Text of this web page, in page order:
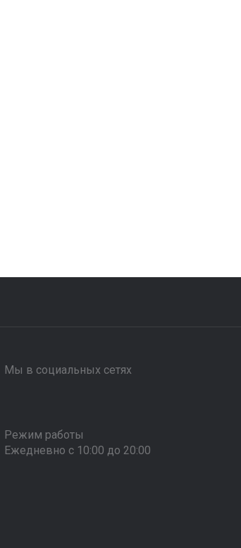
Мы в социальных сетях
Режим работы
Ежедневно с 10:00 до 20:00